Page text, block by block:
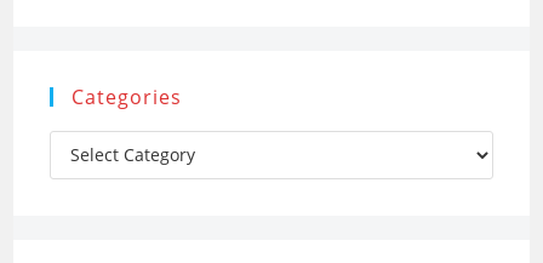
Categories
Categories